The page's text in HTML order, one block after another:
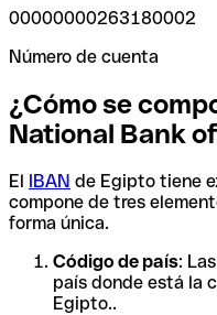
00000000263180002
Número de cuenta
¿Cómo se
National Bank
El IBAN de Egipto tiene
compone de tres
forma única.
Código de país:
país donde está la
Egipto..